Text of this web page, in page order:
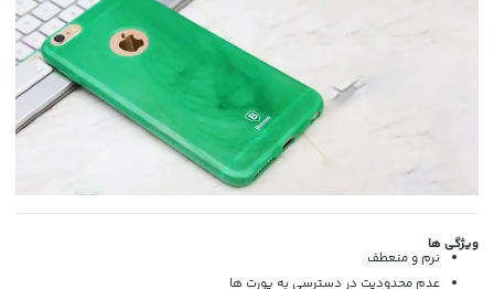
ویژگی ها
نرم و منعطف
عدم محدودیت در دسترسی به پورت ها